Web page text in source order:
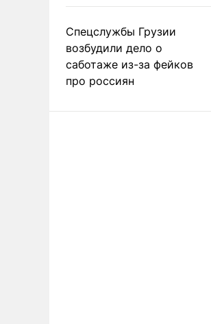
Спецслужбы Грузии
возбудили дело о
саботаже из-за фейков
про россиян